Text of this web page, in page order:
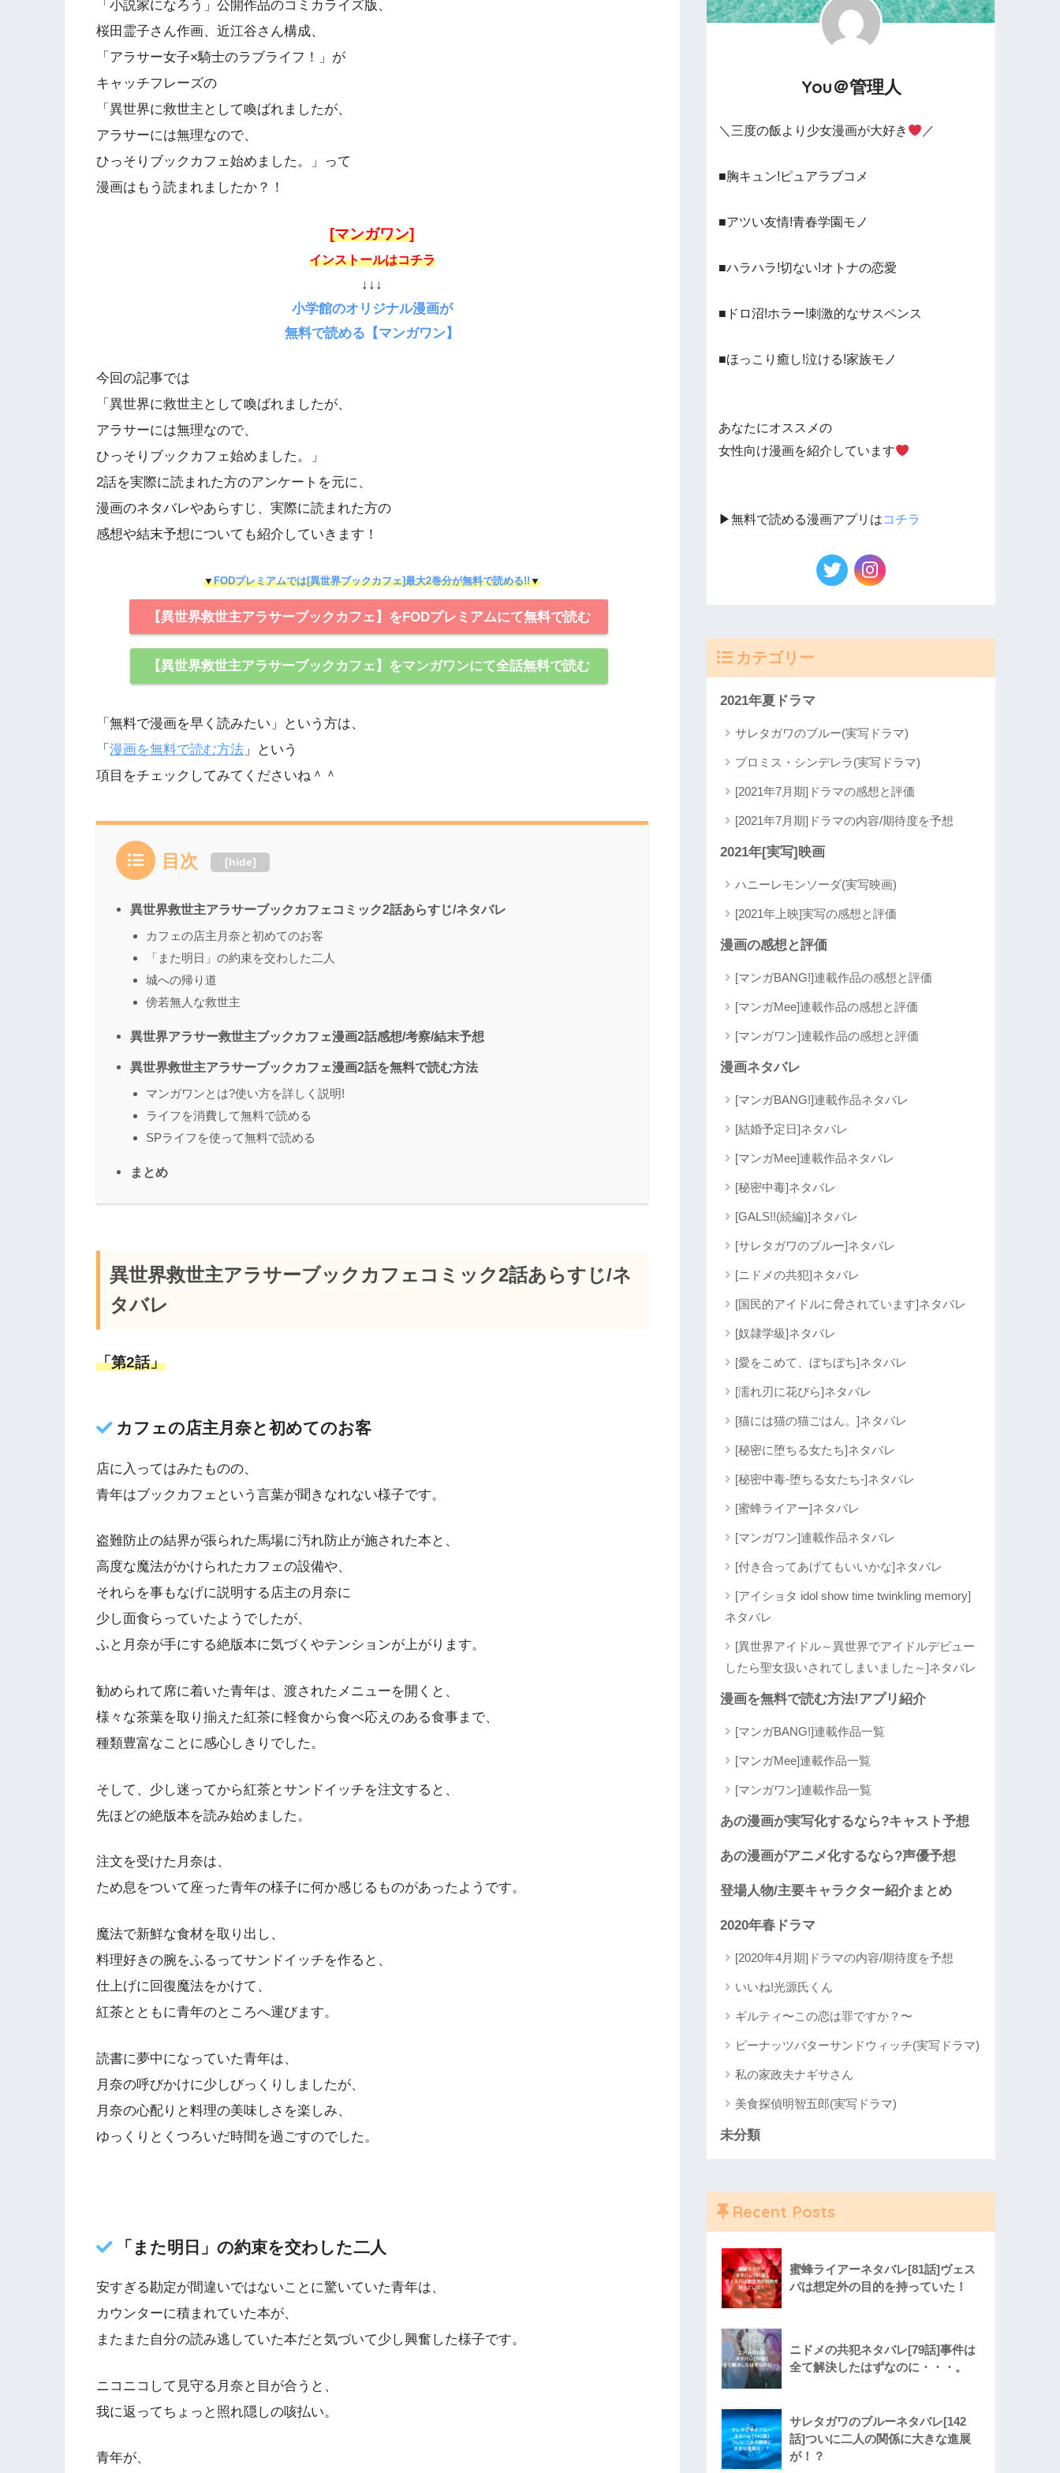
「小説家になろう」公開作品のコミカライズ版、
桜田霊子さん作画、近江谷さん構成、
「アラサー女子×騎士のラブライフ！」が
キャッチフレーズの
「異世界に救世主として喚ばれましたが、
アラサーには無理なので、
ひっそりブックカフェ始めました。」って
漫画はもう読まれましたか？！
[マンガワン]
インストールはコチラ
↓↓↓
小学館のオリジナル漫画が
無料で読める【マンガワン】
今回の記事では
「異世界に救世主として喚ばれましたが、
アラサーには無理なので、
ひっそりブックカフェ始めました。」
2話を実際に読まれた方のアンケートを元に、
漫画のネタバレやあらすじ、実際に読まれた方の
感想や結末予想についても紹介していきます！
▼FODプレミアムでは[異世界ブックカフェ]最大2巻分が無料で読める!!▼
【異世界救世主アラサーブックカフェ】をFODプレミアムにて無料で読む
【異世界救世主アラサーブックカフェ】をマンガワンにて全話無料で読む
「無料で漫画を早く読みたい」という方は、
「 漫画を無料で読む方法 」という
項目をチェックしてみてくださいね＾＾
目次 [hide]
異世界救世主アラサーブックカフェコミック2話あらすじ/ネタバレ
カフェの店主月奈と初めてのお客
「また明日」の約束を交わした二人
城への帰り道
傍若無人な救世主
異世界アラサー救世主ブックカフェ漫画2話感想/考察/結末予想
異世界救世主アラサーブックカフェ漫画2話を無料で読む方法
マンガワンとは?使い方を詳しく説明!
ライフを消費して無料で読める
SPライフを使って無料で読める
まとめ
異世界救世主アラサーブックカフェコミック2話あらすじ/ネ
タバレ
「第2話」
カフェの店主月奈と初めてのお客
店に入ってはみたものの、
青年はブックカフェという言葉が聞きなれない様子です。
盗難防止の結界が張られた馬場に汚れ防止が施された本と、
高度な魔法がかけられたカフェの設備や、
それらを事もなげに説明する店主の月奈に
少し面食らっていたようでしたが、
ふと月奈が手にする絶版本に気づくやテンションが上がります。
勧められて席に着いた青年は、渡されたメニューを開くと、
様々な茶葉を取り揃えた紅茶に軽食から食べ応えのある食事まで、
種類豊富なことに感心しきりでした。
そして、少し迷ってから紅茶とサンドイッチを注文すると、
先ほどの絶版本を読み始めました。
注文を受けた月奈は、
ため息をついて座った青年の様子に何か感じるものがあったようです。
魔法で新鮮な食材を取り出し、
料理好きの腕をふるってサンドイッチを作ると、
仕上げに回復魔法をかけて、
紅茶とともに青年のところへ運びます。
読書に夢中になっていた青年は、
月奈の呼びかけに少しびっくりしましたが、
月奈の心配りと料理の美味しさを楽しみ、
ゆっくりとくつろいだ時間を過ごすのでした。
「また明日」の約束を交わした二人
安すぎる勘定が間違いではないことに驚いていた青年は、
カウンターに積まれていた本が、
またまた自分の読み逃していた本だと気づいて少し興奮した様子です。
ニコニコして見守る月奈と目が合うと、
我に返ってちょっと照れ隠しの咳払い。
青年が、
You＠管理人
＼三度の飯より少女漫画が大好き ／
■胸キュン!ピュアラブコメ
■アツい友情!青春学園モノ
■ハラハラ!切ない!オトナの恋愛
■ドロ沼!ホラー!刺激的なサスペンス
■ほっこり癒し!泣ける!家族モノ
あなたにオススメの
女性向け漫画を紹介しています
▶︎無料で読める漫画アプリはコチラ
カテゴリー
2021年夏ドラマ
サレタガワのブルー(実写ドラマ)
プロミス・シンデレラ(実写ドラマ)
[2021年7月期]ドラマの感想と評価
[2021年7月期]ドラマの内容/期待度を予想
2021年[実写]映画
ハニーレモンソーダ(実写映画)
[2021年上映]実写の感想と評価
漫画の感想と評価
[マンガBANG!]連載作品の感想と評価
[マンガMee]連載作品の感想と評価
[マンガワン]連載作品の感想と評価
漫画ネタバレ
[マンガBANG!]連載作品ネタバレ
[結婚予定日]ネタバレ
[マンガMee]連載作品ネタバレ
[秘密中毒]ネタバレ
[GALS!!(続編)]ネタバレ
[サレタガワのブルー]ネタバレ
[ニドメの共犯]ネタバレ
[国民的アイドルに脅されています]ネタバレ
[奴隷学級]ネタバレ
[愛をこめて、ぼちぼち]ネタバレ
[濡れ刃に花びら]ネタバレ
[猫には猫の猫ごはん。]ネタバレ
[秘密に堕ちる女たち]ネタバレ
[秘密中毒-堕ちる女たち-]ネタバレ
[蜜蜂ライアー]ネタバレ
[マンガワン]連載作品ネタバレ
[付き合ってあげてもいいかな]ネタバレ
[アイショタ idol show time twinkling memory]
ネタバレ
[異世界アイドル～異世界でアイドルデビュー
したら聖女扱いされてしまいました～]ネタバレ
漫画を無料で読む方法!アプリ紹介
[マンガBANG!]連載作品一覧
[マンガMee]連載作品一覧
[マンガワン]連載作品一覧
あの漫画が実写化するなら?キャスト予想
あの漫画がアニメ化するなら?声優予想
登場人物/主要キャラクター紹介まとめ
2020年春ドラマ
[2020年4月期]ドラマの内容/期待度を予想
いいね!光源氏くん
ギルティ〜この恋は罪ですか？〜
ピーナッツバターサンドウィッチ(実写ドラマ)
私の家政夫ナギサさん
美食探偵明智五郎(実写ドラマ)
未分類
Recent Posts
蜜蜂ライアーネタバレ[81話]ヴェス
パは想定外の目的を持っていた！
ニドメの共犯ネタバレ[79話]事件は
全て解決したはずなのに・・・。
サレタガワのブルーネタバレ[142
話]ついに二人の関係に大きな進展
が！？